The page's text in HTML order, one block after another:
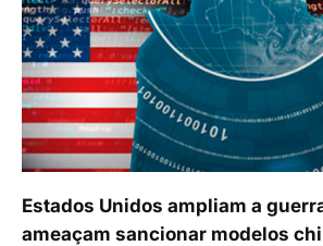
Estados Unidos ampliam a
ameaçam sancionar modelos